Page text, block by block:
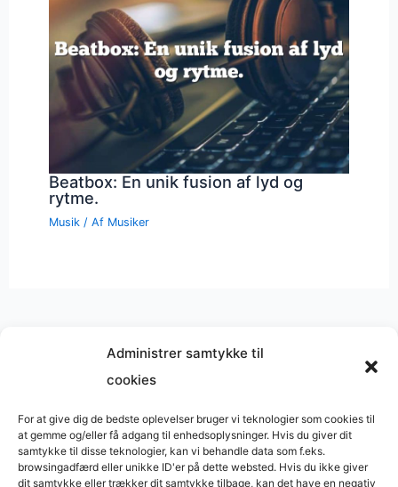
Administrer samtykke til
cookies
For at give dig de bedste oplevelser bruger vi teknologier som cookies til
at gemme og/eller få adgang til enhedsoplysninger. Hvis du giver dit
samtykke til disse teknologier, kan vi behandle data som f.eks.
browsingadfærd eller unikke ID'er på dette websted. Hvis du ikke giver
dit samtykke eller trækker dit samtykke tilbage, kan det have en negativ
Beatbox: En unik fusion af lyd og
rytme.
Musik / Af Musiker
Musik på
Copyright © 2026 BasimWorld
Udviklet afWebbureau.dk
Bygget medWordPress